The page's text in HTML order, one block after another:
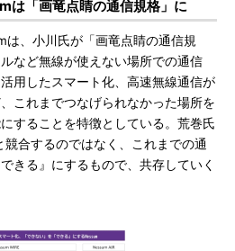
は「画竜点睛の通信規格」に
、小川氏が「画竜点睛の通信規
など無線が使えない場所での通信
用したスマート化、高速無線通信が
これまでつなげられなかった場所を
することを特徴としている。荒巻氏
合するのではなく、これまでの通
きる』にするもので、共存していく